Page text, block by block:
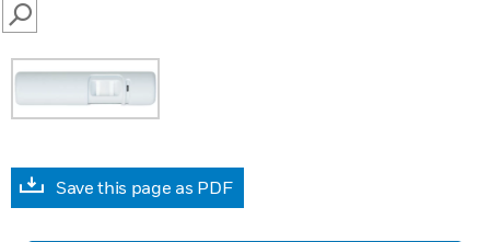
SEARCH
Save this page as PDF